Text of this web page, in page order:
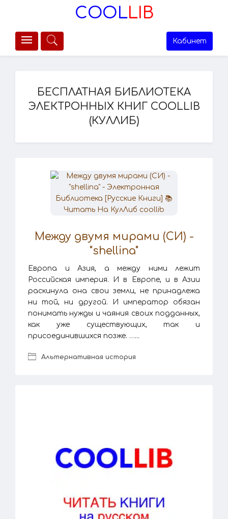
COOLLIB
Кабинет
БЕСПЛАТНАЯ БИБЛИОТЕКА
ЭЛЕКТРОННЫХ КНИГ COOLLIB
(КУЛЛИБ)
Между двумя мирами (СИ) -
"shellina"
Европа и Азия, а между ними лежит
Российская империя. И в Европе, и в Азии
раскинула она свои земли, не принадлежа
ни той, ни другой. И император обязан
понимать нужды и чаяния своих подданных,
как уже существующих, так и
присоединившихся позже. …...
Альтернативная история